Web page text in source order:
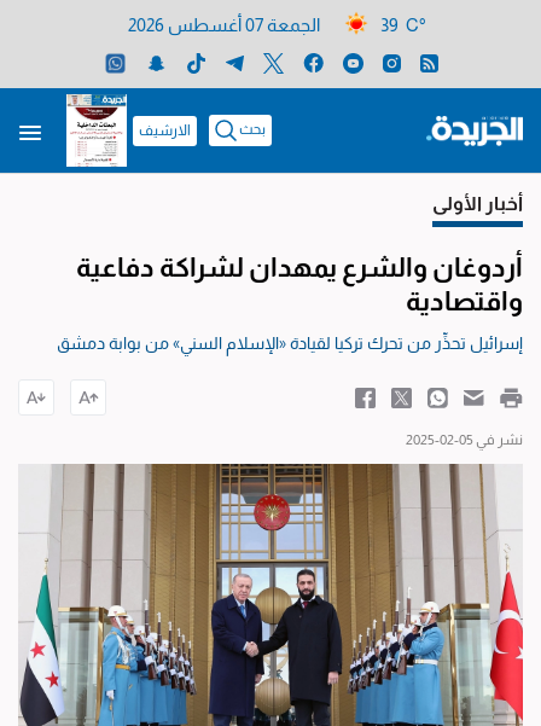
39 C° الجمعة 07 أغسطس 2026
بحث الارشيف
أخبار الأولى
أردوغان والشرع يمهدان لشراكة دفاعية
واقتصادية
إسرائيل تحذِّر من تحرك تركيا لقيادة «الإسلام السني» من بوابة دمشق
نشر في 05-02-2025